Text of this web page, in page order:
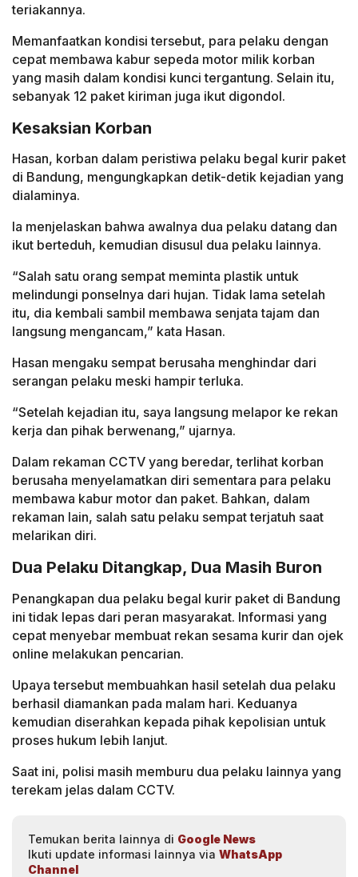
teriakannya.
Memanfaatkan kondisi tersebut, para pelaku dengan
cepat membawa kabur sepeda motor milik korban
yang masih dalam kondisi kunci tergantung. Selain itu,
sebanyak 12 paket kiriman juga ikut digondol.
Kesaksian Korban
Hasan, korban dalam peristiwa pelaku begal kurir paket
di Bandung, mengungkapkan detik-detik kejadian yang
dialaminya.
Ia menjelaskan bahwa awalnya dua pelaku datang dan
ikut berteduh, kemudian disusul dua pelaku lainnya.
“Salah satu orang sempat meminta plastik untuk
melindungi ponselnya dari hujan. Tidak lama setelah
itu, dia kembali sambil membawa senjata tajam dan
langsung mengancam,” kata Hasan.
Hasan mengaku sempat berusaha menghindar dari
serangan pelaku meski hampir terluka.
“Setelah kejadian itu, saya langsung melapor ke rekan
kerja dan pihak berwenang,” ujarnya.
Dalam rekaman CCTV yang beredar, terlihat korban
berusaha menyelamatkan diri sementara para pelaku
membawa kabur motor dan paket. Bahkan, dalam
rekaman lain, salah satu pelaku sempat terjatuh saat
melarikan diri.
Dua Pelaku Ditangkap, Dua Masih Buron
Penangkapan dua pelaku begal kurir paket di Bandung
ini tidak lepas dari peran masyarakat. Informasi yang
cepat menyebar membuat rekan sesama kurir dan ojek
online melakukan pencarian.
Upaya tersebut membuahkan hasil setelah dua pelaku
berhasil diamankan pada malam hari. Keduanya
kemudian diserahkan kepada pihak kepolisian untuk
proses hukum lebih lanjut.
Saat ini, polisi masih memburu dua pelaku lainnya yang
terekam jelas dalam CCTV.
Temukan berita lainnya di Google News
Ikuti update informasi lainnya via WhatsApp
Channel